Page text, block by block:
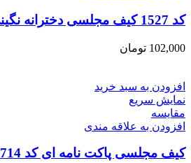
کد 1527 کیف مجلسی دخترانه نگینی
102,000 تومان
افزودن به سبد خرید
نمایش سریع
مقايسه
افزودن به علاقه مندی
کیف مجلسی پاکت نامه ای کد 3714